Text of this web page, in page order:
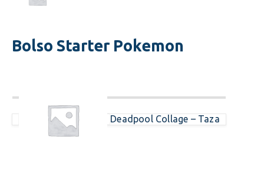
Bolso Starter Pokemon
Deadpool Collage – Taza